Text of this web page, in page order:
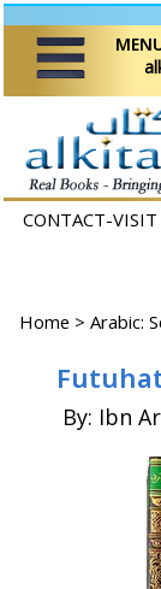
CONTACT-VISIT
Home >